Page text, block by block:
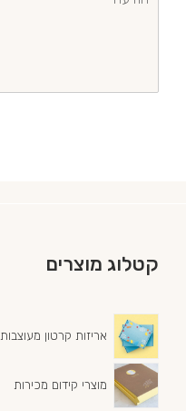
קטלוג מוצרים
אריזות קרטון מעוצבות
מוצרי קידום מכירות